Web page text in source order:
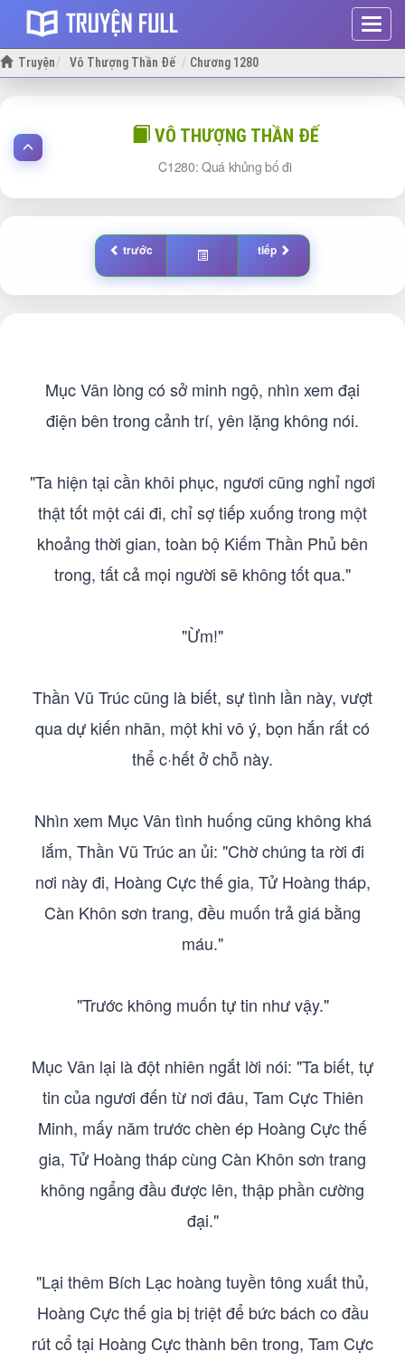
Hiện
menu
Truyện Vô Thượng Thần Đế Chương 1280
VÔ THƯỢNG THẦN ĐẾ
1280: Quá khủng bố đi
trước tiếp
Mục Vân lòng có sở minh ngộ, nhìn xem đại
điện bên trong cảnh trí, yên lặng không nói.
"Ta hiện tại cần khôi phục, ngươi cũng nghỉ ngơi
thật tốt một cái đi, chỉ sợ tiếp xuống trong một
khoảng thời gian, toàn bộ Kiếm Thần Phủ bên
trong, tất cả mọi người sẽ không tốt qua."
"Ừm!"
Thần Vũ Trúc cũng là biết, sự tình lần này, vượt
qua dự kiến nhãn, một khi vô ý, bọn hắn rất có
thể c·hết ở chỗ này.
Nhìn xem Mục Vân tình huống cũng không khá
lắm, Thần Vũ Trúc an ủi: "Chờ chúng ta rời đi
nơi này đi, Hoàng Cực thế gia, Tử Hoàng tháp,
Càn Khôn sơn trang, đều muốn trả giá bằng
máu."
"Trước không muốn tự tin như vậy."
Mục Vân lại là đột nhiên ngắt lời nói: "Ta biết, tự
tin của ngươi đến từ nơi đâu, Tam Cực Thiên
Minh, mấy năm trước chèn ép Hoàng Cực thế
gia, Tử Hoàng tháp cùng Càn Khôn sơn trang
không ngẩng đầu được lên, thập phần cường
đại."
"Lại thêm Bích Lạc hoàng tuyền tông xuất thủ,
Hoàng Cực thế gia bị triệt để bức bách co đầu
rút cổ tại Hoàng Cực thành bên trong, Tam Cực